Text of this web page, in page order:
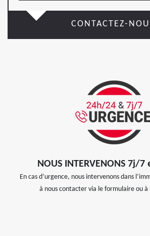
CONTACTEZ-
NOUS INTERVENONS 7j/
En cas d’urgence, nous intervenons dans
à nous contacter via le formulaire ou à